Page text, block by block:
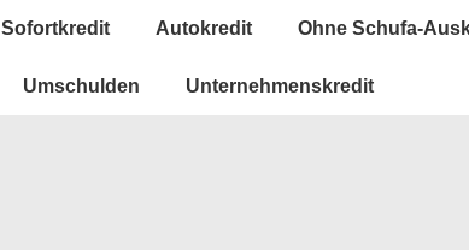
Sofortkredit Autokredit Ohne Schufa-
Umschulden Unternehmenskredit